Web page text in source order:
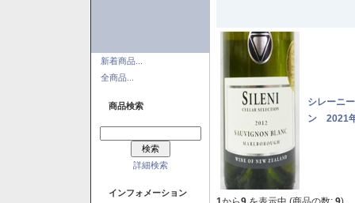
新着商品...
全商品...
商品検索
詳細検索
インフォメーション
シレーニ
ン 2021